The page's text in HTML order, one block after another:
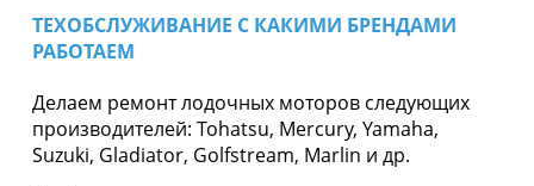
ТЕХОБСЛУЖИВАНИЕ С КАКИМИ БРЕНДАМИ
РАБОТАЕМ
Делаем ремонт лодочных моторов следующих
производителей: Tohatsu, Mercury, Yamaha,
Suzuki, Gladiator, Golfstream, Marlin и др.